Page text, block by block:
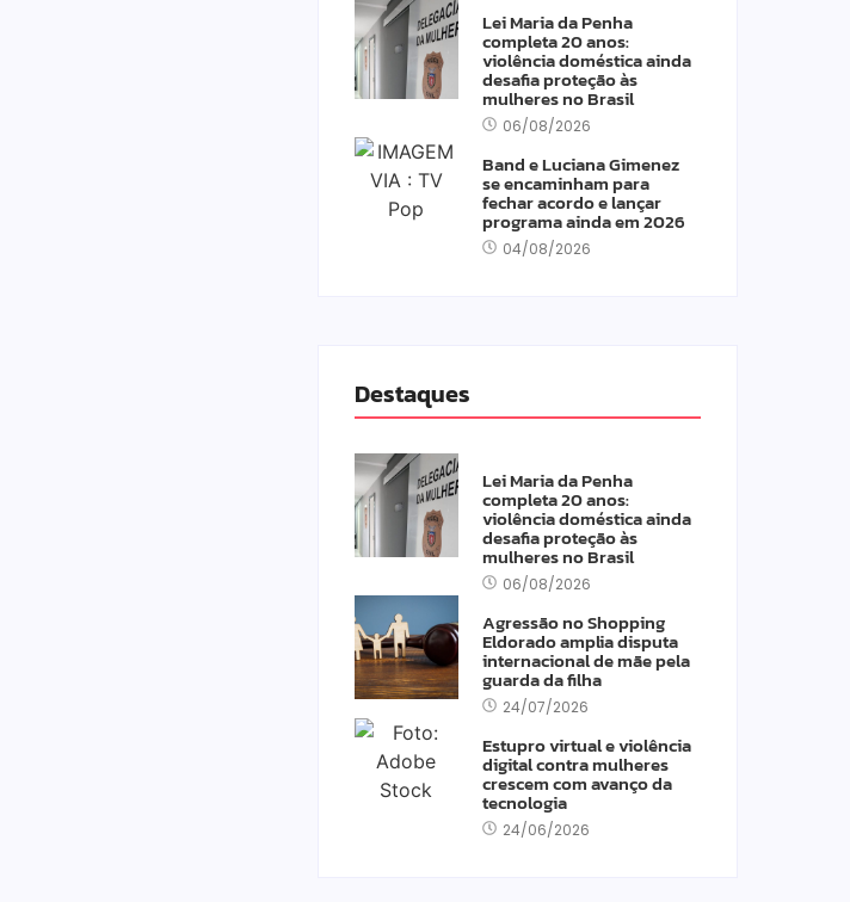
Lei Maria da Penha
completa 20 anos:
violência doméstica ainda
desafia proteção às
mulheres no Brasil
06/08/2026
Band e Luciana Gimenez
se encaminham para
fechar acordo e lançar
programa ainda em 2026
04/08/2026
Destaques
Lei Maria da Penha
completa 20 anos:
violência doméstica ainda
desafia proteção às
mulheres no Brasil
06/08/2026
Agressão no Shopping
Eldorado amplia disputa
internacional de mãe pela
guarda da filha
24/07/2026
Estupro virtual e violência
digital contra mulheres
crescem com avanço da
tecnologia
24/06/2026